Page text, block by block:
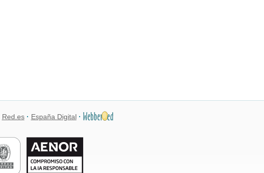
Red.es España Digital